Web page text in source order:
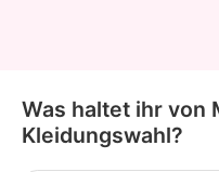
Was haltet ihr von
Kleidungswahl?